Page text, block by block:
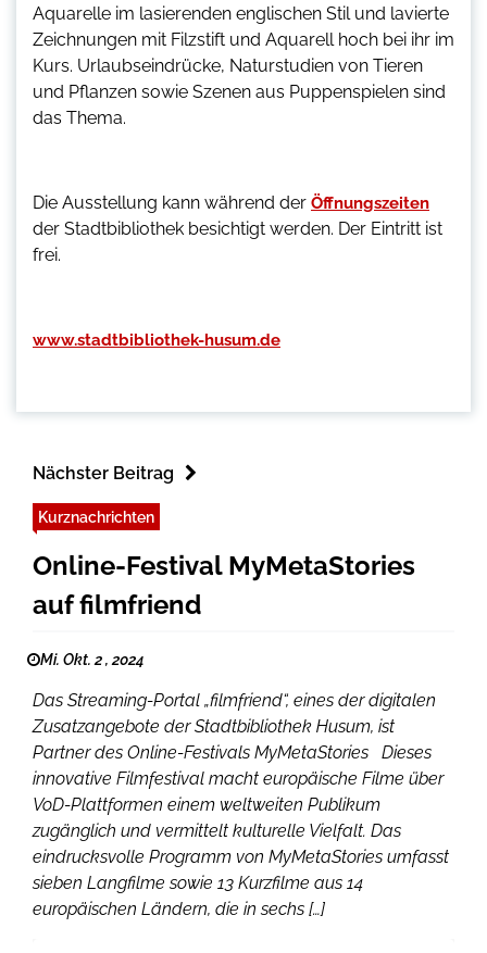
Aquarelle im lasierenden englischen Stil und lavierte
Zeichnungen mit Filzstift und Aquarell hoch bei ihr im
Kurs. Urlaubseindrücke, Naturstudien von Tieren
und Pflanzen sowie Szenen aus Puppenspielen sind
das Thema.
Die Ausstellung kann während der Öffnungszeiten
der Stadtbibliothek besichtigt werden. Der Eintritt ist
frei.
www.stadtbibliothek-husum.de
Nächster Beitrag
Kurznachrichten
Online-Festival MyMetaStories
auf filmfriend
Mi. Okt. 2 , 2024
Das Streaming-Portal „filmfriend“, eines der digitalen
Zusatzangebote der Stadtbibliothek Husum, ist
Partner des Online-Festivals MyMetaStories Dieses
innovative Filmfestival macht europäische Filme über
VoD-Plattformen einem weltweiten Publikum
zugänglich und vermittelt kulturelle Vielfalt. Das
eindrucksvolle Programm von MyMetaStories umfasst
sieben Langfilme sowie 13 Kurzfilme aus 14
europäischen Ländern, die in sechs […]